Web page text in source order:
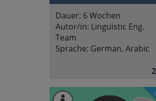
Dauer: 6 Wochen
Autor/in: Linguistic Eng.
Team
Sprache: German, Arabic